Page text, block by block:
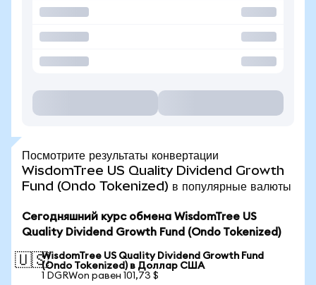
Посмотрите результаты конвертации
WisdomTree US Quality Dividend Growth
Fund (Ondo Tokenized) в популярные валюты
Сегодняшний курс обмена WisdomTree US
Quality Dividend Growth Fund (Ondo Tokenized)
🇺🇸WisdomTree US Quality Dividend Growth Fund
(Ondo Tokenized) в Доллар США
1 DGRWon равен 101,73 $